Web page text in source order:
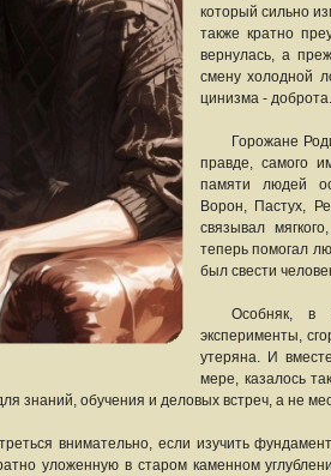
который сильно
также кратно
вернулась, а
смену холодной
цинизма - доброта.
Горожане
правде, самого
памяти людей
Ворон, Пастух,
связывал
теперь помогал
был свести
Особняк, в
эксперименты,
утеряна. И
мере, казалось
знаний, обучения и деловых встреч, а не
внимательно, если изучить
уложенную в старом каменном